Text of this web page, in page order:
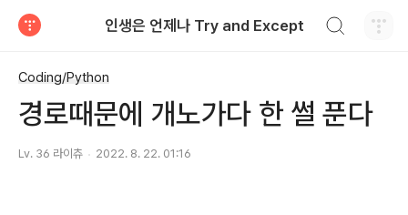
인생은 언제나 Try and Except
Coding/Python
경로때문에 개노가다 한 썰 푼다
Lv. 36 라이츄 2022. 8. 22. 01:16